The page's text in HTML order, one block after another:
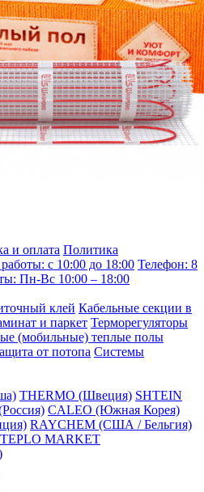
и оплата Политика
с 10:00 до 18:00 Телефон: 8
Пн-Вс 10:00 – 18:00
клей Кабельные секции в
и паркет Терморегуляторы
(мобильные) теплые полы
от потопа Системы
THERMO (Швеция) SHTEIN
CALEO (Южная Корея)
RAYCHEM (США / Бельгия)
TEPLO MARKET